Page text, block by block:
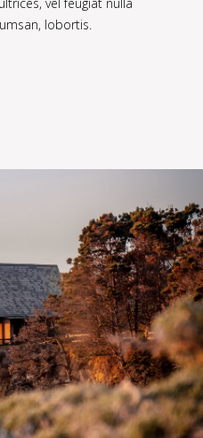
vel feugiat nulla
lobortis.